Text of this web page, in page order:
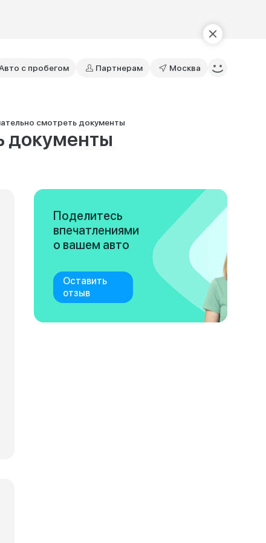
с пробегом Партнерам Москва
смотреть документы
документы
Поделитесь
впечатлениями
о вашем авто
Оставить
отзыв